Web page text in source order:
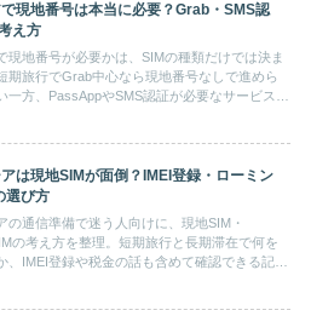
現地番号は本当に必要？Grab・SMS認
え方
現地番号が必要かは、SIMの種類だけでは決ま
期旅行でGrab中心なら現地番号なしで進めら
一方、PassAppやSMS認証が必要なサービスま
は現地SIMが面倒？IMEI登録・ローミン
選び方
の通信準備で迷う人向けに、現地SIM・
の考え方を整理。短期旅行と長期滞在で何を
、IMEI登録や税金の話も含めて確認できる記事